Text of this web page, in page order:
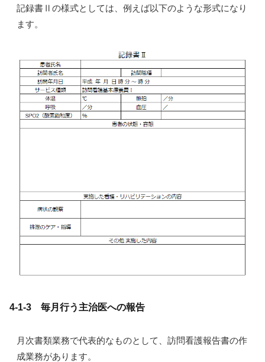
記録書Ⅱの様式としては、例えば以下のような形式になり
ます。
4-1-3 毎月行う主治医への報告
月次書類業務で代表的なものとして、訪問看護報告書の作
成業務があります。